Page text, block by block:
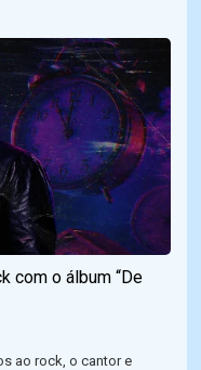
com o álbum “De
ao rock, o cantor e